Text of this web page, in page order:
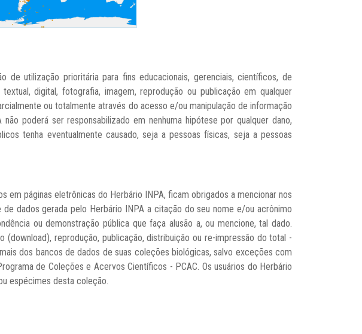
utilização prioritária para fins educacionais, gerenciais, científicos, de
digital, fotografia, imagem, reprodução ou publicação em qualquer
ou totalmente através do acesso e/ou manipulação de informação
poderá ser responsabilizado em nenhuma hipótese por qualquer dano,
tenha eventualmente causado, seja a pessoas físicas, seja a pessoas
páginas eletrônicas do Herbário INPA, ficam obrigados a mencionar nos
dados gerada pelo Herbário INPA a citação do seu nome e/ou acrônimo
ou demonstração pública que faça alusão a, ou mencione, tal dado.
reprodução, publicação, distribuição ou re-impressão do total -
dos bancos de dados de suas coleções biológicas, salvo exceções com
de Coleções e Acervos Científicos - PCAC. Os usuários do Herbário
espécimes desta coleção.